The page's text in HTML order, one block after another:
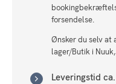
forsendelse.
Ønsker du selv at
lager/Butik i
Leveringstid